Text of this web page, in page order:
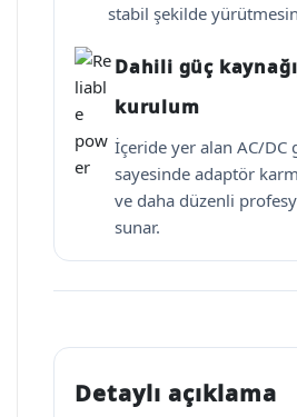
stabil şekilde
Dahili güç
kurulum
İçeride yer alan AC/DC
sayesinde adaptör
ve daha düzenli
sunar.
Detaylı açıklama